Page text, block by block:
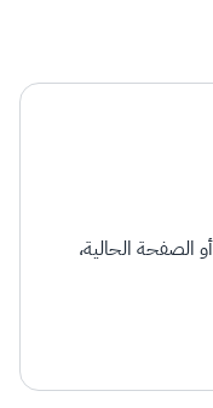
الصفحة الحالية،